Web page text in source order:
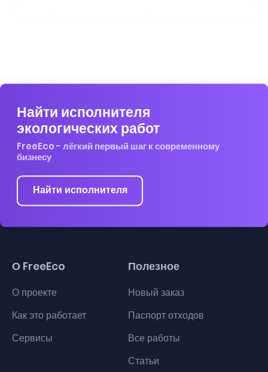
Найти исполнителя
экологических работ
FreeEco - лёгкий первый шаг к современному
бизнесу
Найти исполнителя
О FreeEco
О проекте
Как это работает
Сервисы
Полезное
Новый заказ
Паспорт отходов
Все работы
Статьи